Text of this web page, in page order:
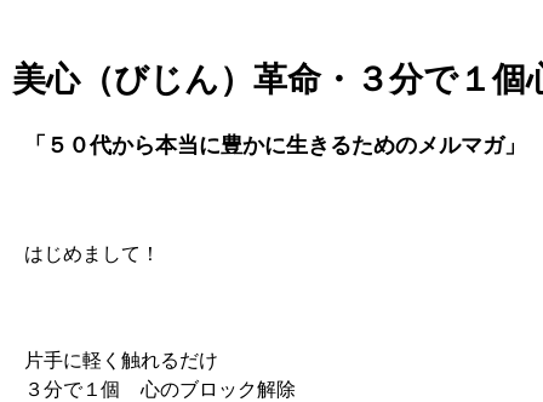
美心（びじん）革命・３分で１個
「５０代から本当に豊かに生きるためのメルマガ」
はじめまして！
片手に軽く触れるだけ
３分で１個 心のブロック解除